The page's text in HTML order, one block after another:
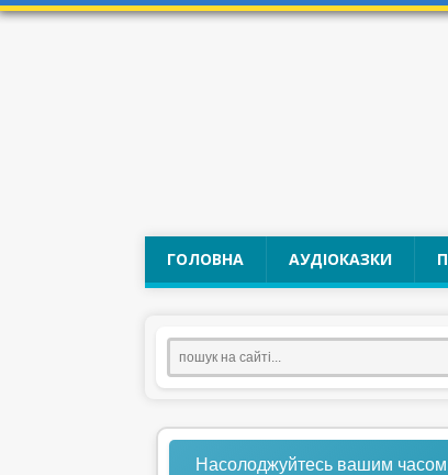
ГОЛОВНА АУДІОКАЗКИ
Насолоджуйтесь вашим часом